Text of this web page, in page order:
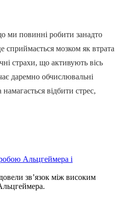
ми повинні робити занадто
сприймається мозком як втрата
страхи, що активують вісь
даремно обчислювальні
відбити стрес,
Альцгеймера і
зв’язок між високим